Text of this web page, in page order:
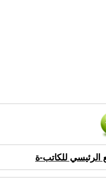
الرئيسي للكاتب-ة